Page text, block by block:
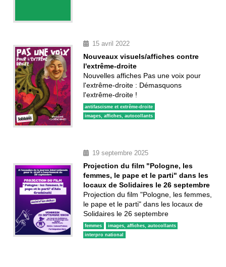
15 avril 2022
Nouveaux visuels/affiches contre
l'extrême-droite
Nouvelles affiches Pas une voix pour
l'extrême-droite : Démasquons
l'extrême-droite !
antifascisme et extrême-droite
images, affiches, autocollants
19 septembre 2025
Projection du film "Pologne, les
femmes, le pape et le parti" dans les
locaux de Solidaires le 26 septembre
Projection du film "Pologne, les femmes,
le pape et le parti" dans les locaux de
Solidaires le 26 septembre
femmes
images, affiches, autocollants
interpro national